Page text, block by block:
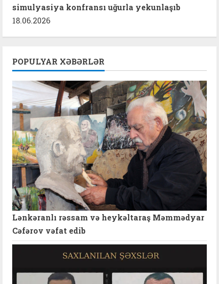
simulyasiya konfransı uğurla yekunlaşıb
18.06.2026
POPULYAR XƏBƏRLƏR
Lənkəranlı rəssam və heykəltaraş Məmmədyar
Cəfərov vəfat edib